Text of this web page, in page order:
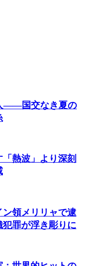
――国交なき夏の
熱波」より深刻
領メリリャで逮
罪が浮き彫りに